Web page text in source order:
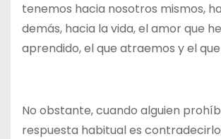
tenemos hacia nosotros mismos,
demás, hacia la vida, el amor que
aprendido, el que atraemos y el
No obstante, cuando alguien
respuesta habitual es